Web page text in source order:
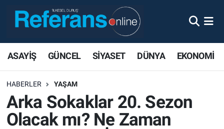
ASAYİŞ GÜNCEL SİYASET DÜNYA EKONOMİ
HABERLER YAŞAM
Arka Sokaklar 20. Sezon
Olacak mı? Ne Zaman